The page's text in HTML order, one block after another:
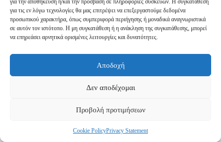
για την αποθήκευση ή/και την πρόσβαση σε πληροφορίες συσκευών. Η συγκατάθεση
για τις εν λόγω τεχνολογίες θα μας επιτρέψει να επεξεργαστούμε δεδομένα
προσωπικού χαρακτήρα, όπως συμπεριφορά περιήγησης ή μοναδικά αναγνωριστικά
σε αυτόν τον ιστότοπο. Η μη συγκατάθεση ή η ανάκληση της συγκατάθεσης, μπορεί
να επηρεάσει αρνητικά ορισμένες λειτουργίες και δυνατότητες.
Αποδοχή
Δεν αποδέχομαι
Προβολή προτιμήσεων
Cookie PolicyPrivacy Statement
Πολιτική Απορρήτου
Τρόποι Αποστολής
Τρόποι Πληρωμής